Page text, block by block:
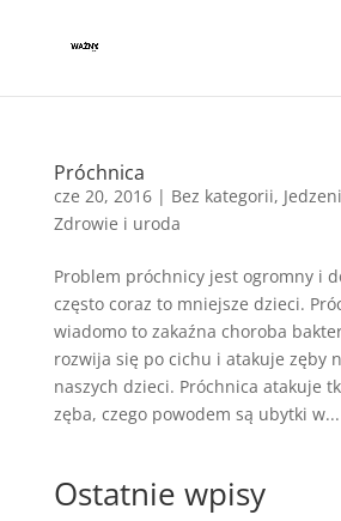
Próchnica
cze 20, 2016| Bez kategorii,
Zdrowie i uroda
Problem próchnicy jest ogromny i
często coraz to mniejsze dzieci.
wiadomo to zakaźna choroba
rozwija się po cichu i atakuje zęby
naszych dzieci. Próchnica atakuje
zęba, czego powodem są ubytki w...
Ostatnie wpisy